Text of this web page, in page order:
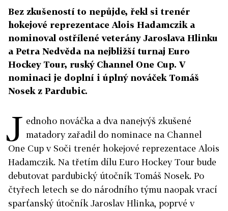
Bez zkušeností to nepůjde, řekl si trenér
hokejové reprezentace Alois Hadamczik a
nominoval ostřílené veterány Jaroslava Hlinku
a Petra Nedvěda na nejbližší turnaj Euro
Hockey Tour, ruský Channel One Cup. V
nominaci je doplní i úplný nováček Tomáš
Nosek z Pardubic.
J ednoho nováčka a dva nanejvýš zkušené
matadory zařadil do nominace na Channel
One Cup v Soči trenér hokejové reprezentace Alois
Hadamczik. Na třetím dílu Euro Hockey Tour bude
debutovat pardubický útočník Tomáš Nosek. Po
čtyřech letech se do národního týmu naopak vrací
sparťanský útočník Jaroslav Hlinka, poprvé v